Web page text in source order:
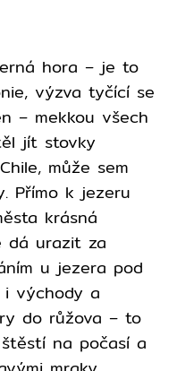
hora – je to
výzva tyčící se
– mekkou všech
jít stovky
může sem
Přímo k jezeru
krásná
dá urazit za
u jezera pod
i východy a
do růžova – to
na počasí a